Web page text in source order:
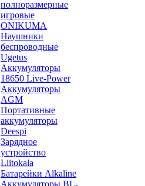
полноразмерные
игровые
ONIKUMA
Наушники
беспроводные
Ugetus
Аккумуляторы
18650 Live-Power
Аккумуляторы
АGM
Портативные
аккумуляторы
Deespi
Зарядное
устройство
Liitokala
Батарейки Alkaline
Аккумуляторы BL-